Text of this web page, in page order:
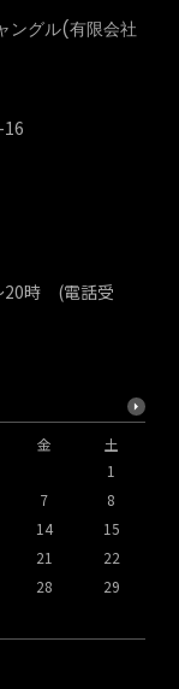
金
土
1
7
8
14
15
21
22
28
29
ングル(有限会社
20時 (電話受